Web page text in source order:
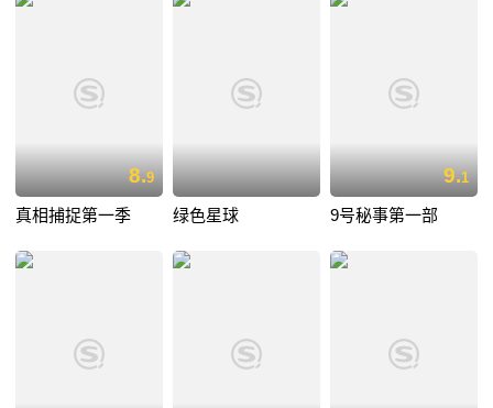
8.9
真相捕捉第一季 绿色星球
9.1
9号秘事第一部